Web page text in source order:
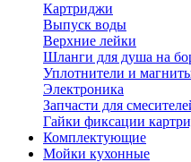
Картриджи
Выпуск воды
Верхние лейки
Шланги для душа на
Уплотнители и
Электроника
Запчасти для
Гайки фиксации
Комплектующие
Мойки кухонные